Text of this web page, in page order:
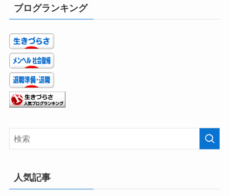
ブログランキング
人気記事